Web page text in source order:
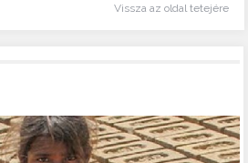
Vissza az oldal tetejére